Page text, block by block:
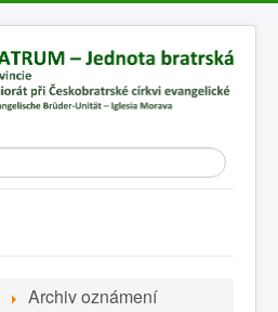
Archiv oznámení